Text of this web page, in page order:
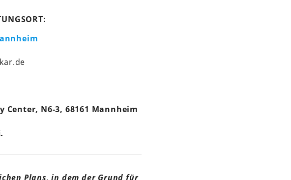
N6-3, 68161 Mannheim
Plans, in dem der Grund für